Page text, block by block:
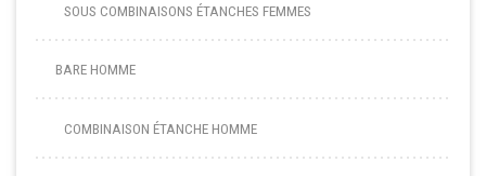
SOUS COMBINAISONS ÉTANCHES FEMMES
BARE HOMME
COMBINAISON ÉTANCHE HOMME